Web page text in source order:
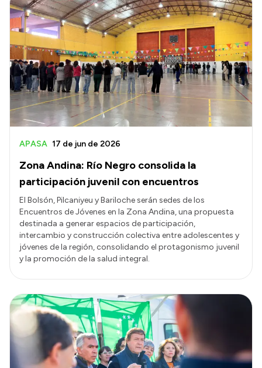
Zona Andina: Río Negro consolida la
participación juvenil con encuentros
APASA 17 de jun de 2026
El Bolsón, Pilcaniyeu y Bariloche serán sedes de los
Encuentros de Jóvenes en la Zona Andina, una propuesta
destinada a generar espacios de participación,
intercambio y construcción colectiva entre adolescentes y
jóvenes de la región, consolidando el protagonismo juvenil
y la promoción de la salud integral.